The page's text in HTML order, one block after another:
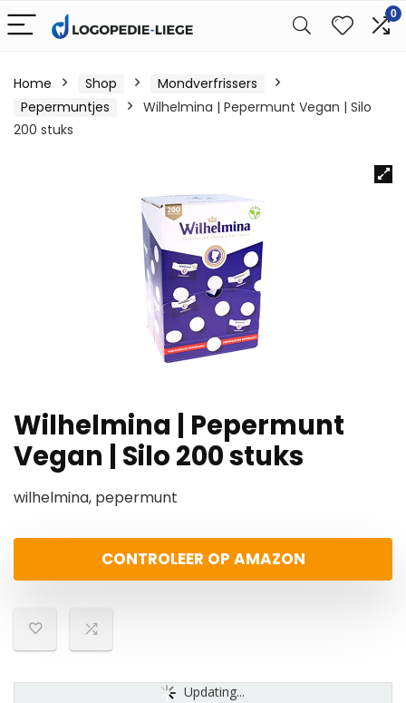
0
Home Shop
Mondverfrissers
Pepermuntjes
Wilhelmina | Pepermunt Vegan | Silo
200 stuks
Wilhelmina | Pepermunt
Vegan | Silo 200 stuks
wilhelmina, pepermunt
CONTROLEER OP AMAZON
Updating...